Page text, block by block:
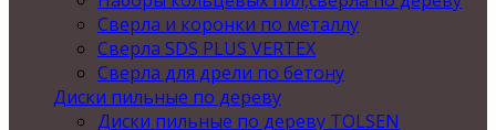
Сверла и коронки по металлу
Сверла SDS PLUS VERTEX
Сверла для дрели по бетону
Диски пильные по дереву
Диски пильные по дереву TOLSEN